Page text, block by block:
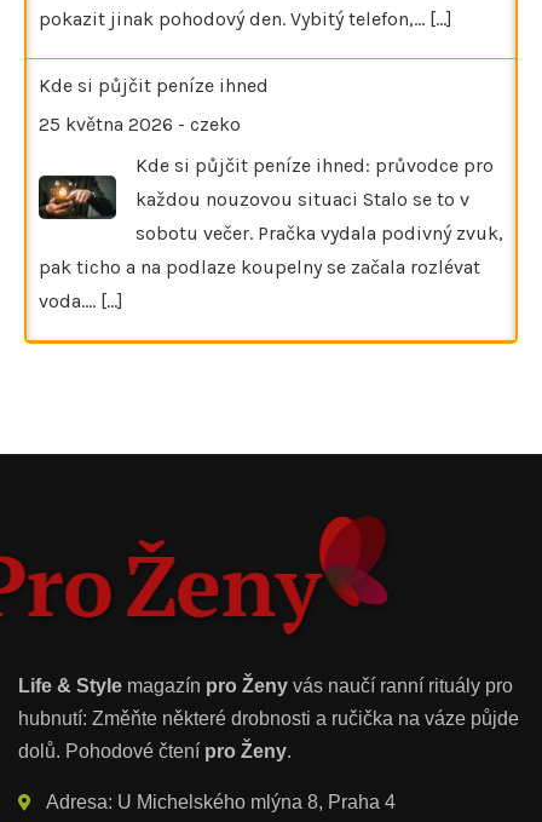
pokazit jinak pohodový den. Vybitý telefon,… [...]
Kde si půjčit peníze ihned
25 května 2026 - czeko
Kde si půjčit peníze ihned: průvodce pro
každou nouzovou situaci Stalo se to v
sobotu večer. Pračka vydala podivný zvuk,
pak ticho a na podlaze koupelny se začala rozlévat
voda.… [...]
Life & Style magazín pro Ženy vás naučí ranní rituály pro
hubnutí: Změňte některé drobnosti a ručička na váze půjde
dolů. Pohodové čtení pro Ženy.
Adresa: U Michelského mlýna 8, Praha 4